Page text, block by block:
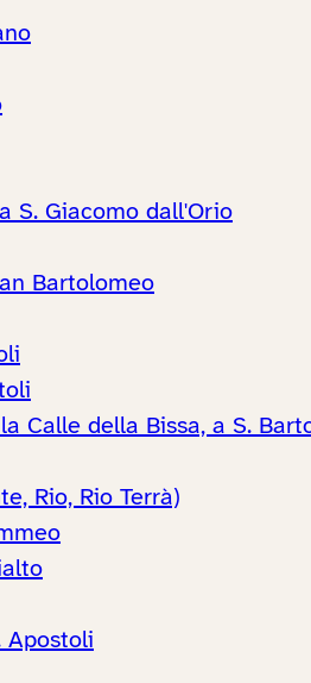
S. Giacomo dall'Orio
Bartolomeo
Calle della Bissa, a S.
Rio, Rio Terrà)
Apostoli